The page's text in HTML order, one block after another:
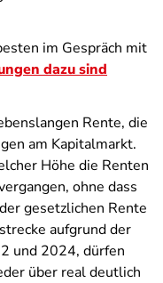
im Gespräch mit
dazu sind
Rente, die
am Kapitalmarkt.
Höhe die Renten
ohne dass
gesetzlichen Rente
aufgrund der
und 2024, dürfen
über real deutlich